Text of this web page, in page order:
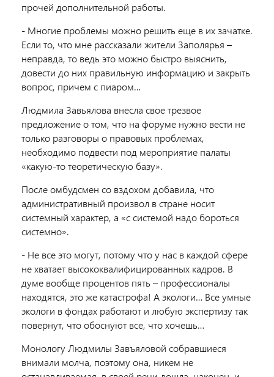
прочей дополнительной работы.
- Многие проблемы можно решить еще в их зачатке.
Если то, что мне рассказали жители Заполярья –
неправда, то ведь это можно быстро выяснить,
довести до них правильную информацию и закрыть
вопрос, причем с пиаром…
Людмила Завьялова внесла свое трезвое
предложение о том, что на форуме нужно вести не
только разговоры о правовых проблемах,
необходимо подвести под мероприятие палаты
«какую-то теоретическую базу».
После омбудсмен со вздохом добавила, что
административный произвол в стране носит
системный характер, а «с системой надо бороться
системно».
- Не все это могут, потому что у нас в каждой сфере
не хватает высококвалифицированных кадров. В
думе вообще процентов пять – профессионалы
находятся, это же катастрофа! А экологи… Все умные
экологи в фондах работают и любую экспертизу так
повернут, что обоснуют все, что хочешь…
Монологу Людмилы Завъяловой собравшиеся
внимали молча, поэтому она, никем не